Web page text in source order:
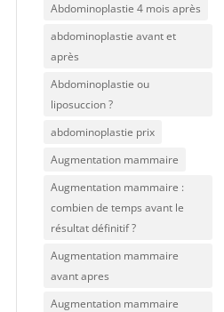
Abdominoplastie 4 mois après
abdominoplastie avant et
après
Abdominoplastie ou
liposuccion ?
abdominoplastie prix
Augmentation mammaire
Augmentation mammaire :
combien de temps avant le
résultat définitif ?
Augmentation mammaire
avant apres
Augmentation mammaire